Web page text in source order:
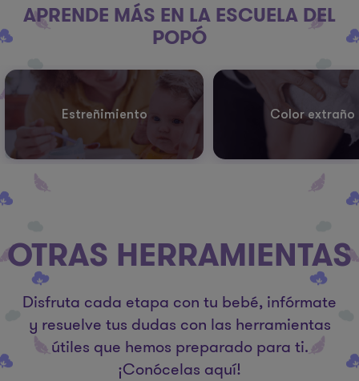
APRENDE MÁS EN LA ESCUELA DEL
POPÓ
Estreñimiento Color extraño
OTRAS HERRAMIENTAS
Disfruta cada etapa con tu bebé, infórmate
y resuelve tus dudas con las herramientas
útiles que hemos preparado para ti.
¡Conócelas aquí!